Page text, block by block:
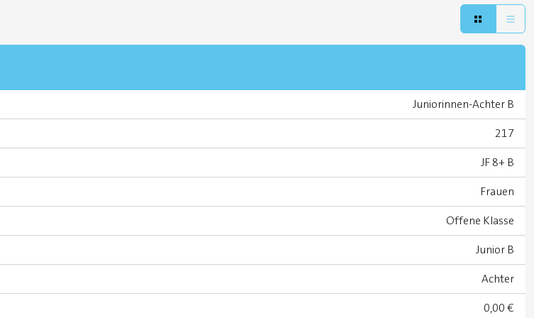
Juniorinnen-Achter B
217
JF 8+ B
Frauen
Offene Klasse
Junior B
Achter
0,00 €